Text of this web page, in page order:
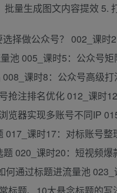
量生成图文内容提效 5.
择做公众号？ 002_课
池 005_课时5：公众号
课时8：公众号高级
抢注排名优化 012_课时
览器实现多账号不同IP
017_课时17：对标账号
020_课时20：短视频
通过标题进流量池
标题、10大悬念标题的